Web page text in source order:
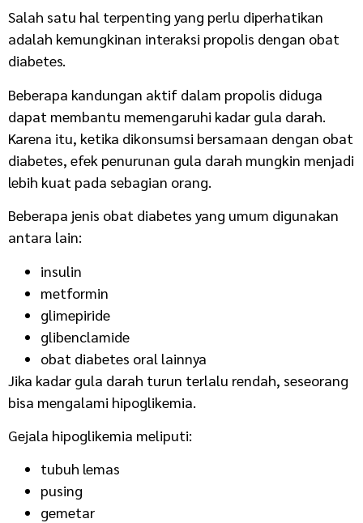
Salah satu hal terpenting yang perlu diperhatikan
adalah kemungkinan interaksi propolis dengan obat
diabetes.
Beberapa kandungan aktif dalam propolis diduga
dapat membantu memengaruhi kadar gula darah.
Karena itu, ketika dikonsumsi bersamaan dengan obat
diabetes, efek penurunan gula darah mungkin menjadi
lebih kuat pada sebagian orang.
Beberapa jenis obat diabetes yang umum digunakan
antara lain:
insulin
metformin
glimepiride
glibenclamide
obat diabetes oral lainnya
Jika kadar gula darah turun terlalu rendah, seseorang
bisa mengalami hipoglikemia.
Gejala hipoglikemia meliputi:
tubuh lemas
pusing
gemetar